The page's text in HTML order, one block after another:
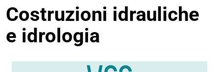
Costruzioni idrauliche
e idrologia